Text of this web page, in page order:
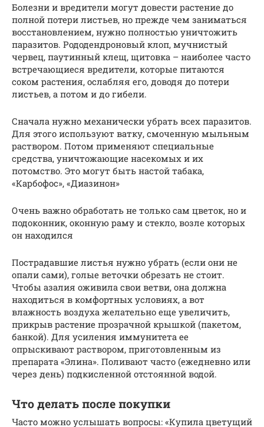
Болезни и вредители могут довести растение до
полной потери листьев, но прежде чем заниматься
восстановлением, нужно полностью уничтожить
паразитов. Рододендроновый клоп, мучнистый
червец, паутинный клещ, щитовка – наиболее часто
встречающиеся вредители, которые питаются
соком растения, ослабляя его, доводя до потери
листьев, а потом и до гибели.
Сначала нужно механически убрать всех паразитов.
Для этого используют ватку, смоченную мыльным
раствором. Потом применяют специальные
средства, уничтожающие насекомых и их
потомство. Это могут быть настой табака,
«Карбофос», «Диазинон»
Очень важно обработать не только сам цветок, но и
подоконник, оконную раму и стекло, возле которых
он находился
Пострадавшие листья нужно убрать (если они не
опали сами), голые веточки обрезать не стоит.
Чтобы азалия оживила свои ветви, она должна
находиться в комфортных условиях, а вот
влажность воздуха желательно еще увеличить,
прикрыв растение прозрачной крышкой (пакетом,
банкой). Для усиления иммунитета ее
опрыскивают раствором, приготовленным из
препарата «Элина». Поливают часто (ежедневно или
через день) подкисленной отстоянной водой.
Что делать после покупки
Часто можно услышать вопросы: «Купила цветущий